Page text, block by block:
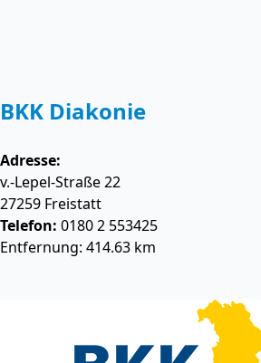
BKK Diakonie
Adresse:
v.-Lepel-Straße 22
27259 Freistatt
Telefon: 0180 2 553425
Entfernung: 414.63 km